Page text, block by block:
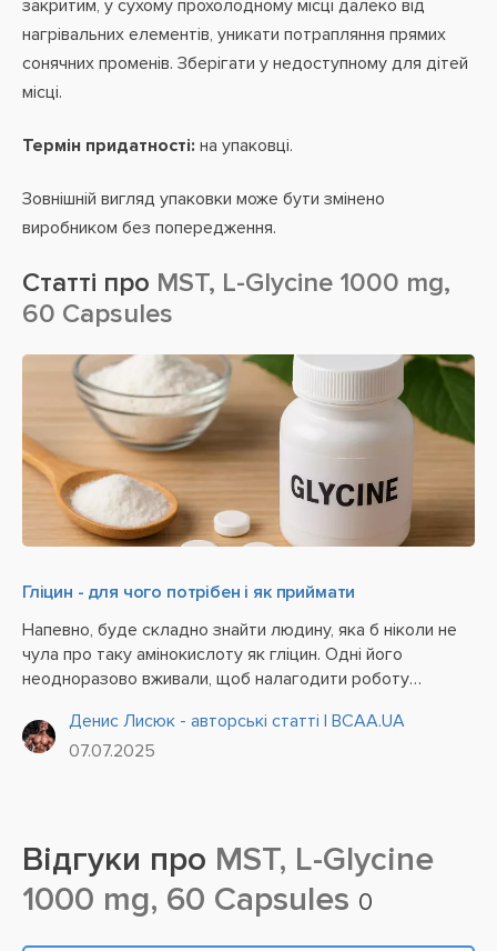
закритим, у сухому прохолодному місці далеко від
нагрівальних елементів, уникати потрапляння прямих
сонячних променів. Зберігати у недоступному для дітей
місці.
Термін придатності: на упаковці.
Зовнішній вигляд упаковки може бути змінено
виробником без попередження.
Статті про MST, L-Glycine 1000 mg,
60 Capsules
Гліцин - для чого потрібен і як приймати
Напевно, буде складно знайти людину, яка б ніколи не
чула про таку амінокислоту як гліцин. Одні його
неодноразово вживали, щоб налагодити роботу
психоемоційного стану, а треті за порадою тренера
доповнили свій...
Денис Лисюк - авторські статті | BCAA.UA
07.07.2025
Відгуки про MST, L-Glycine
1000 mg, 60 Capsules 0